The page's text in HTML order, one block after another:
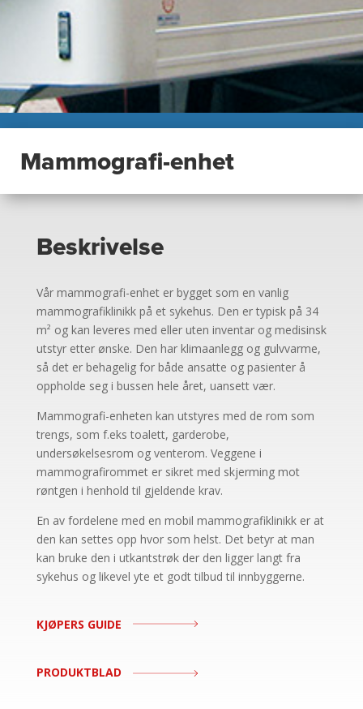
Mammografi-enhet
Beskrivelse
Vår mammografi-enhet er bygget som en vanlig
mammografiklinikk på et sykehus. Den er typisk på 34
m² og kan leveres med eller uten inventar og medisinsk
utstyr etter ønske. Den har klimaanlegg og gulvvarme,
så det er behagelig for både ansatte og pasienter å
oppholde seg i bussen hele året, uansett vær.
Mammografi-enheten kan utstyres med de rom som
trengs, som f.eks toalett, garderobe,
undersøkelsesrom og venterom. Veggene i
mammografirommet er sikret med skjerming mot
røntgen i henhold til gjeldende krav.
En av fordelene med en mobil mammografiklinikk er at
den kan settes opp hvor som helst. Det betyr at man
kan bruke den i utkantstrøk der den ligger langt fra
sykehus og likevel yte et godt tilbud til innbyggerne.
KJØPERS GUIDE
PRODUKTBLAD